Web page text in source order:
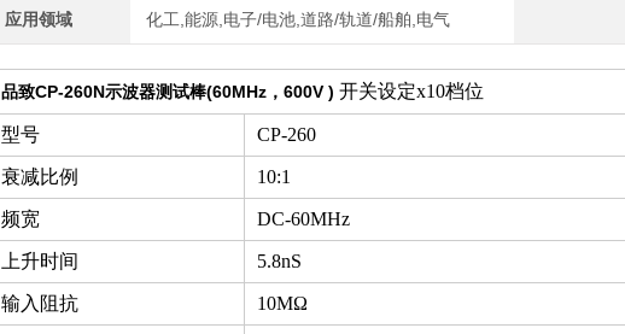
应用领域 化工,能源,电子/电池,道路/轨道/船舶,电气
品致CP-260N示波器测试棒(60MHz，600V ) 开关设定х10档位
型号 CP-260
衰减比例 10:1
频宽 DC-60MHz
上升时间 5.8nS
输入阻抗 10MΩ